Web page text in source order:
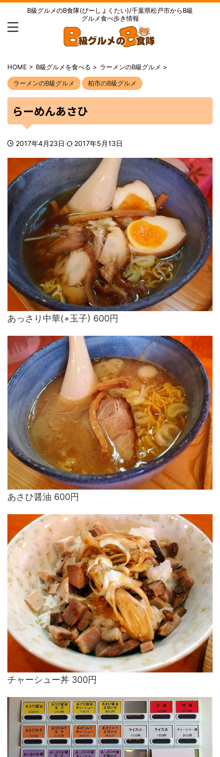
B級グルメのB食隊(びーしょくたい)/千葉県松戸市からB級
グルメ食べ歩き情報
HOME > B級グルメを食べる > ラーメンのB級グルメ >
ラーメンのB級グルメ 柏市のB級グルメ
らーめんあさひ
2017年4月23日 2017年5月13日
あっさり中華(+玉子) 600円
あさひ醤油 600円
チャーシュー丼 300円